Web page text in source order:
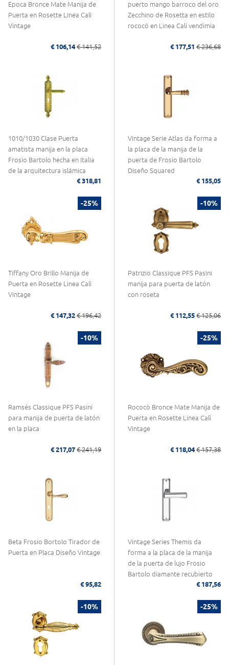
Epoca Bronce Mate Manija de
Puerta en Rosette Linea Calì
Vintage
€ 106,14 € 141,52
puerto mango barroco del oro
Zecchino de Rosetta en estilo
rococó en Linea Cali vendimia
€ 177,51 € 236,68
1010/1030 Clase Puerta
amatista manija en la placa
Frosio Bartolo hecha en Italia
de la arquitectura islámica
€ 318,81
Vintage Serie Atlas da forma a
la placa de la manija de la
puerta de Frosio Bartolo
Diseño Squared
€ 155,05
-25%
Tiffany Oro Brillo Manija de
Puerta en Rosette Linea Calì
Vintage
€ 147,32 € 196,42
-10%
Patrizio Classique PFS Pasini
manija para puerta de latón
con roseta
€ 112,55 € 125,06
-10%
Ramsés Classique PFS Pasini
para manija de puerta de latón
en la placa
€ 217,07 € 241,19
-25%
Rococò Bronce Mate Manija de
Puerta en Rosette Linea Calì
Vintage
€ 118,04 € 157,38
Beta Frosio Bortolo Tirador de
Puerta en Placa Diseño Vintage
€ 95,82
Vintage Series Themis da
forma a la placa de la manija
de la puerta de lujo Frosio
Bartolo diamante recubierto
€ 187,56
-10% -25%